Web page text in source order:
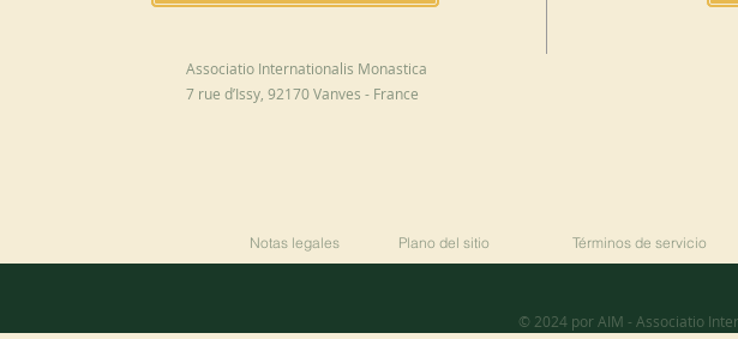
Associatio Internationalis Monastica
7 rue d’Issy, 92170 Vanves - France
Notas legales Plano del sitio Términos de servicio
© 2024 por AIM - Associatio